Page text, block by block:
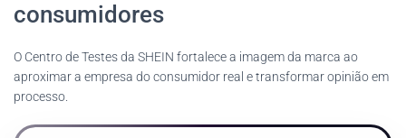
consumidores
O Centro de Testes da SHEIN fortalece a imagem da marca ao
aproximar a empresa do consumidor real e transformar opinião em
processo.